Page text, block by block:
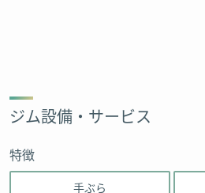
ジム設備・サービス
特徴
手ぶら